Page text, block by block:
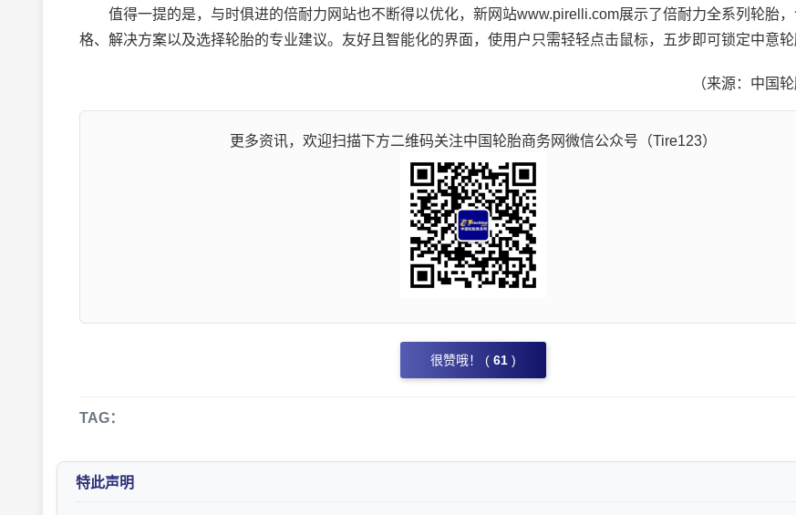
值得一提的是，与时俱进的倍耐力网站也不断得以优化，新网站www.pirelli.com展示了倍耐力全系列轮胎
格、解决方案以及选择轮胎的专业建议。友好且智能化的界面，使用户只需轻轻点击鼠标，五步即可锁定中意轮
（来源：中国
更多资讯，欢迎扫描下方二维码关注中国轮胎商务网微信公众号（Tire123）
很赞哦！ ( 61 )
TAG：
特此声明